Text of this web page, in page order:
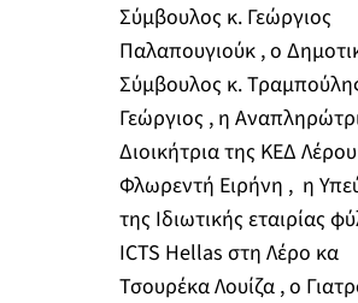
Σύμβουλος κ. Γεώργιος
Παλαπουγιούκ , ο
Σύμβουλος κ.
Γεώργιος , η
Διοικήτρια της ΚΕΔ
Φλωρεντή Ειρήνη , η
της Ιδιωτικής εταιρίας
ICTS Hellas στη Λέρο κα
Τσουρέκα Λουίζα , ο